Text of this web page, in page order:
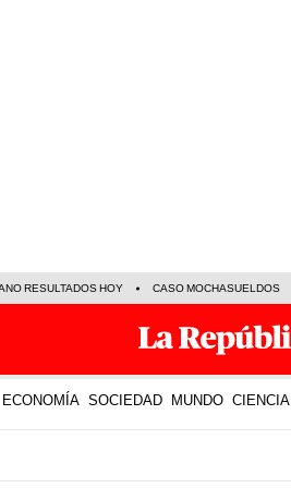
RESULTADOS HOY CASO MOCHASUELDOS
ECONOMÍA SOCIEDAD MUNDO CIENCIA